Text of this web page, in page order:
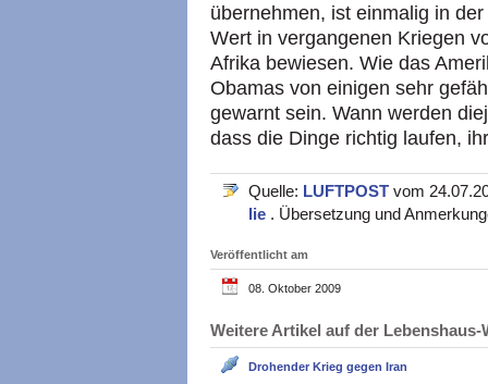
übernehmen, ist einmalig in
Wert in vergangenen Kriegen
Afrika bewiesen. Wie das
Obamas von einigen sehr
gewarnt sein. Wann werden
dass die Dinge richtig laufen,
Quelle: LUFTPOST vom
lie . Übersetzung und
Veröffentlicht am
08. Oktober 2009
Weitere Artikel auf der
Drohender Krieg gegen Iran